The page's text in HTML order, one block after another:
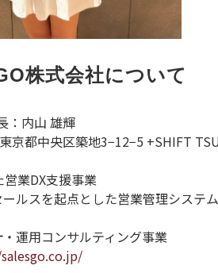
株式会社について
：内山 雄輝
京都中央区築地3−12−5 +SHIFT
営業DX支援事業
ルスを起点とした営業管理システ
運用コンサルティング事業